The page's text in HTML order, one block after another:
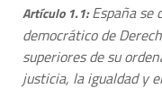
Artículo 1.1:España se
democrático de
superiores de su
justicia, la igualdad y